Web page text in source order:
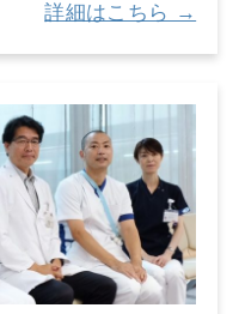
や口内炎などの副
後とも口腔ケアを
QOLを上げるべく
てサポートしてい
も継続して口腔ケ
の治療方針や手術
つけ歯科へお伝え
い場合は地域連携
に稼働開始しまし
型・小児科系の2チ
者さんの栄養療法
する治療）に関わ
とりの栄養状態を
ルギー、たんぱく
経口・経管・経静
詳細はこちら →